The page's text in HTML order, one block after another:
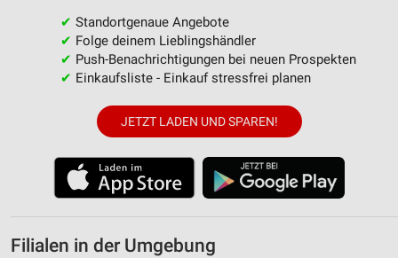
✔ Standortgenaue Angebote
✔ Folge deinem Lieblingshändler
✔ Push-Benachrichtigungen bei neuen Prospekten
✔ Einkaufsliste - Einkauf stressfrei planen
JETZT LADEN UND SPAREN!
Filialen in der Umgebung